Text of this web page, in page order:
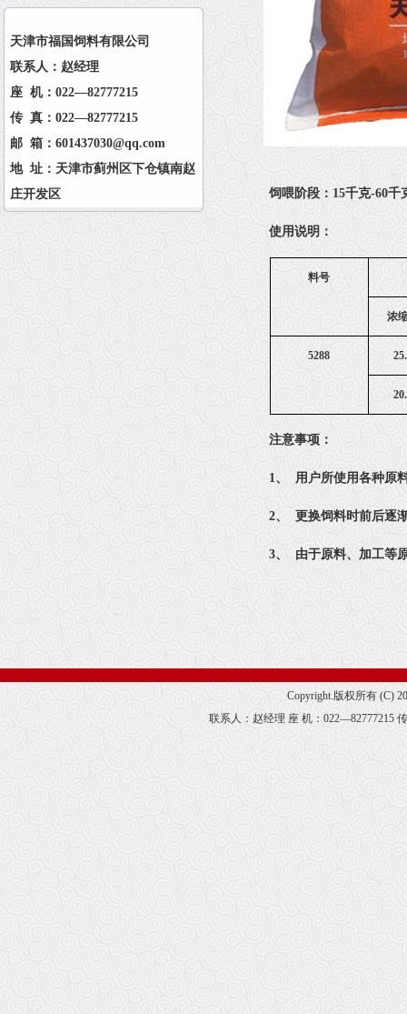
天津市福国饲料有限公司
联系人：赵经理
座 机：022—82777215
传 真：022—82777215
邮 箱：601437030@qq.com
地 址：天津市蓟州区下仓镇南赵
庄开发区
饲喂阶段：15千克-60
使用说明：
料号
浓
5288
注意事项：
1、 用户所使用各种原
2、 更换饲料时前后逐
3、 由于原料、加工等
Copyright.版权所有 (C)
联系人：赵经理 座 机：022—82777215